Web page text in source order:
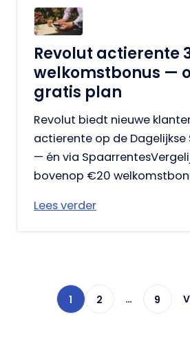
Revolut actierente
welkomstbonus —
gratis plan
Revolut biedt nieuwe
actierente op de Dagelijkse
— én via
bovenop €20
Lees verder
1 2 … 9